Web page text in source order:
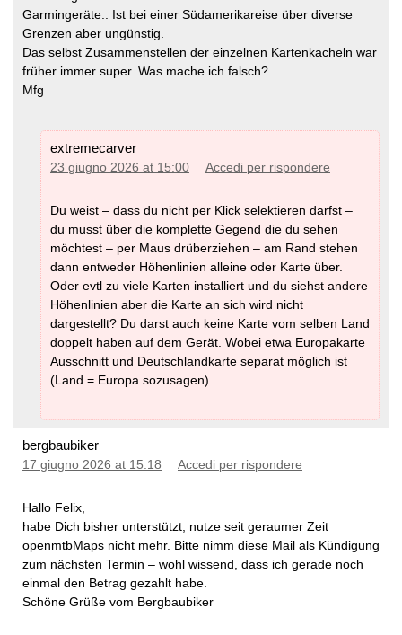
Garmingeräte.. Ist bei einer Südamerikareise über diverse
Grenzen aber ungünstig.
Das selbst Zusammenstellen der einzelnen Kartenkacheln war
früher immer super. Was mache ich falsch?
Mfg
extremecarver
23 giugno 2026 at 15:00 Accedi per rispondere
Du weist – dass du nicht per Klick selektieren darfst –
du musst über die komplette Gegend die du sehen
möchtest – per Maus drüberziehen – am Rand stehen
dann entweder Höhenlinien alleine oder Karte über.
Oder evtl zu viele Karten installiert und du siehst andere
Höhenlinien aber die Karte an sich wird nicht
dargestellt? Du darst auch keine Karte vom selben Land
doppelt haben auf dem Gerät. Wobei etwa Europakarte
Ausschnitt und Deutschlandkarte separat möglich ist
(Land = Europa sozusagen).
bergbaubiker
17 giugno 2026 at 15:18 Accedi per rispondere
Hallo Felix,
habe Dich bisher unterstützt, nutze seit geraumer Zeit
openmtbMaps nicht mehr. Bitte nimm diese Mail als Kündigung
zum nächsten Termin – wohl wissend, dass ich gerade noch
einmal den Betrag gezahlt habe.
Schöne Grüße vom Bergbaubiker